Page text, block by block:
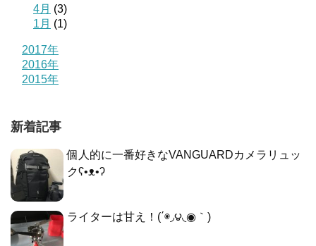
4月 (3)
1月 (1)
2017年
2016年
2015年
新着記事
個人的に一番好きなVANGUARDカメラリュッ
クʕ•ᴥ•ʔ
ライターは甘え！(΄◉◞౪◟◉｀)